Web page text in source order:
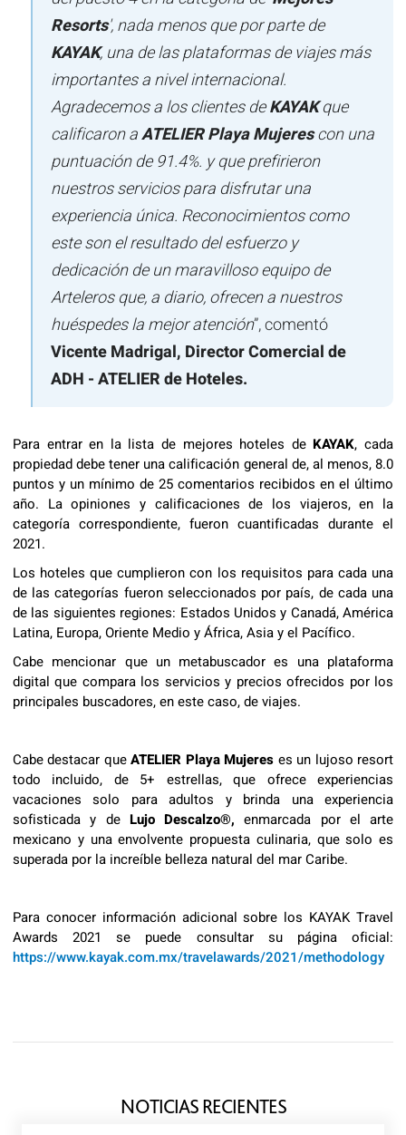
Resorts', nada menos que por parte de
KAYAK, una de las plataformas de viajes más
importantes a nivel internacional.
Agradecemos a los clientes deKAYAKque
calificaron aATELIER Playa Mujerescon una
puntuación de 91.4%. y que prefirieron
nuestros servicios para disfrutar una
experiencia única. Reconocimientos como
este son el resultado del esfuerzo y
dedicación de un maravilloso equipo de
Arteleros que, a diario, ofrecen a nuestros
huéspedes la mejor atención”, comentó
Vicente Madrigal, Director Comercial de
ADH - ATELIER de Hoteles.
Para entrar en la lista de mejores hoteles de KAYAK, cada
propiedad debe tener una calificación general de, al menos, 8.0
puntos y un mínimo de 25 comentarios recibidos en el último
año. La opiniones y calificaciones de los viajeros, en la
categoría correspondiente, fueron cuantificadas durante el
2021.
Los hoteles que cumplieron con los requisitos para cada una
de las categorías fueron seleccionados por país, de cada una
de las siguientes regiones: Estados Unidos y Canadá, América
Latina, Europa, Oriente Medio y África, Asia y el Pacífico.
Cabe mencionar que un metabuscador es una plataforma
digital que compara los servicios y precios ofrecidos por los
principales buscadores, en este caso, de viajes.
Cabe destacar queATELIER Playa Mujeres es un lujoso resort
todo incluido, de 5+ estrellas, que ofrece experiencias
vacaciones solo para adultos y brinda una experiencia
sofisticada y de Lujo Descalzo®, enmarcada por el arte
mexicano y una envolvente propuesta culinaria, que solo es
superada por la increíble belleza natural del mar Caribe.
Para conocer información adicional sobre los KAYAK Travel
Awards 2021 se puede consultar su página oficial:
https://www.kayak.com.mx/travelawards/2021/methodology
NOTICIAS RECIENTES